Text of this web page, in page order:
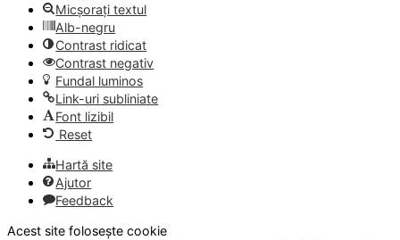
Micșorați textul
Alb-negru
Contrast ridicat
Contrast negativ
Fundal luminos
Link-uri subliniate
Font lizibil
Reset
Hartă site
Ajutor
Feedback
Acest site folosește cookie